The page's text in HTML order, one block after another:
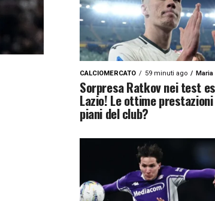
CALCIOMERCATO 59 minuti ago Maria
Sorpresa Ratkov nei test
Lazio! Le ottime
piani del club?